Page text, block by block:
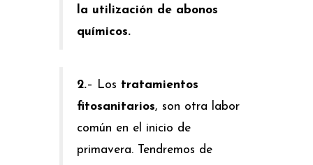
la utilización de abonos
químicos.
2.– Los tratamientos
fitosanitarios, son otra labor
común en el inicio de
primavera. Tendremos de